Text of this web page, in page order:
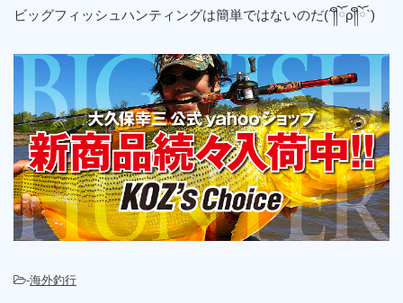
ビッグフィッシュハンティングは簡単ではないのだ(´༎ຶོρ༎ຶོ`)
-海外釣行